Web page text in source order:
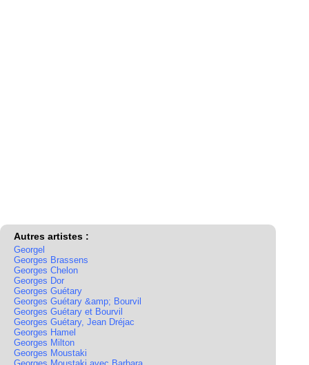
Autres artistes :
Georgel
Georges Brassens
Georges Chelon
Georges Dor
Georges Guétary
Georges Guétary &amp; Bourvil
Georges Guétary et Bourvil
Georges Guétary, Jean Dréjac
Georges Hamel
Georges Milton
Georges Moustaki